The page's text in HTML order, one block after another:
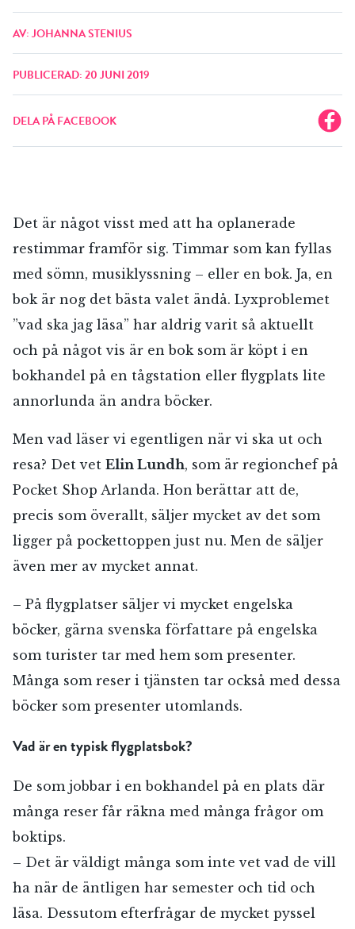
AV: JOHANNA STENIUS
PUBLICERAD: 20 JUNI 2019
DELA PÅ FACEBOOK
Det är något visst med att ha oplanerade
restimmar framför sig. Timmar som kan fyllas
med sömn, musiklyssning – eller en bok. Ja, en
bok är nog det bästa valet ändå. Lyxproblemet
”vad ska jag läsa” har aldrig varit så aktuellt
och på något vis är en bok som är köpt i en
bokhandel på en tågstation eller flygplats lite
annorlunda än andra böcker.
Men vad läser vi egentligen när vi ska ut och
resa? Det vet Elin Lundh, som är regionchef på
Pocket Shop Arlanda. Hon berättar att de,
precis som överallt, säljer mycket av det som
ligger på pockettoppen just nu. Men de säljer
även mer av mycket annat.
– På flygplatser säljer vi mycket engelska
böcker, gärna svenska författare på engelska
som turister tar med hem som presenter.
Många som reser i tjänsten tar också med dessa
böcker som presenter utomlands.
Vad är en typisk flygplatsbok?
De som jobbar i en bokhandel på en plats där
många reser får räkna med många frågor om
boktips.
– Det är väldigt många som inte vet vad de vill
ha när de äntligen har semester och tid och
läsa. Dessutom efterfrågar de mycket pyssel